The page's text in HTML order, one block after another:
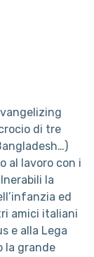
di tre
al lavoro con i
la
ed
amici italiani
e alla Lega
la grande